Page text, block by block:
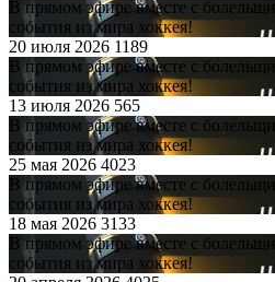
В прямом эфире вместе с
события из мира хоккея!
20 июля 2026 1189
В прямом эфире вместе с
события из мира хоккея!
13 июля 2026 565
В прямом эфире вместе с
события из мира хоккея!
25 мая 2026 4023
В прямом эфире вместе с
события из мира хоккея!
18 мая 2026 3133
В прямом эфире вместе с
события из мира хоккея!